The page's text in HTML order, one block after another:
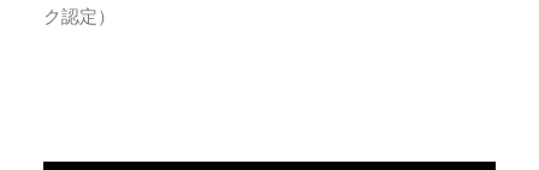
ク認定）